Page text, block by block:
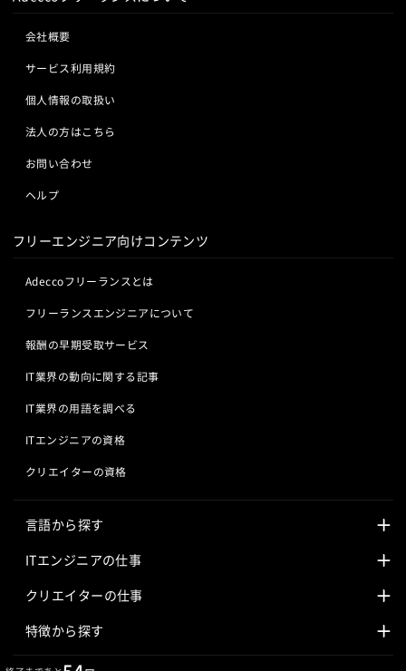
会社概要
サービス利用規約
個人情報の取扱い
法人の方はこちら
お問い合わせ
ヘルプ
フリーエンジニア向けコンテンツ
Adeccoフリーランスとは
フリーランスエンジニアについて
報酬の早期受取サービス
IT業界の動向に関する記事
IT業界の用語を調べる
ITエンジニアの資格
クリエイターの資格
言語から探す
Javaの求人
PHPの求人
Rubyの求人
Objective-Cの求人
ITエンジニアの仕事
LAMPエンジニア
Javaエンジニア
サーバーエンジニア
クリエイターの仕事
Webディレクター
Webデザイナー
特徴から探す
未経験も活躍中